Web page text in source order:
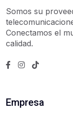
Somos su
Conectamos el
calidad.
Empresa